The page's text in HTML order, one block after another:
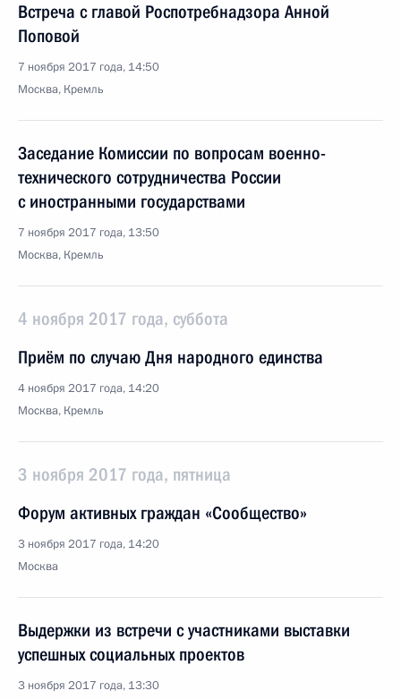
Встреча с главой Роспотребнадзора Анной
Поповой
7 ноября 2017 года, 14:50
Москва, Кремль
Заседание Комиссии по вопросам военно-
технического сотрудничества России
с иностранными государствами
7 ноября 2017 года, 13:50
Москва, Кремль
4 ноября 2017 года, суббота
Приём по случаю Дня народного единства
4 ноября 2017 года, 14:20
Москва, Кремль
3 ноября 2017 года, пятница
Форум активных граждан «Сообщество»
3 ноября 2017 года, 14:20
Москва
Выдержки из встречи с участниками выставки
успешных социальных проектов
3 ноября 2017 года, 13:30